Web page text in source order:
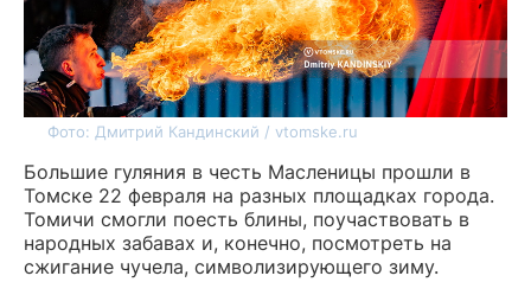
Фото: Дмитрий Кандинский / vtomske.ru
Большие гуляния в честь Масленицы прошли в
Томске 22 февраля на разных площадках города.
Томичи смогли поесть блины, поучаствовать в
народных забавах и, конечно, посмотреть на
сжигание чучела, символизирующего зиму.